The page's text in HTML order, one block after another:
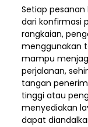
Setiap
dari konfirmasi
rangkaian,
menggunakan
mampu
perjalanan,
tangan
tinggi atau
menyediakan
dapat